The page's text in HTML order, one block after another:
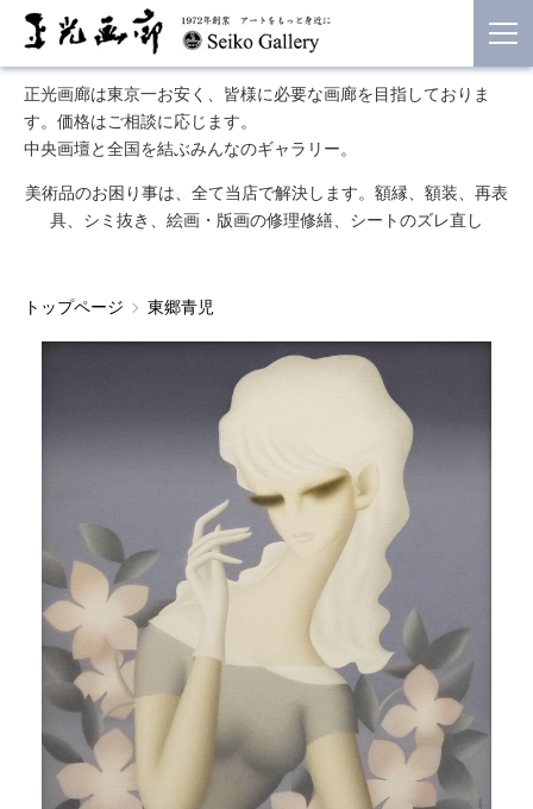
正光画廊は東京一お安く、皆様に必要な画廊を目指しておりま
す。価格はご相談に応じます。
中央画壇と全国を結ぶみんなのギャラリー。
美術品のお困り事は、全て当店で解決します。額縁、額装、再表
具、シミ抜き、絵画・版画の修理修繕、シートのズレ直し
トップページ 東郷青児